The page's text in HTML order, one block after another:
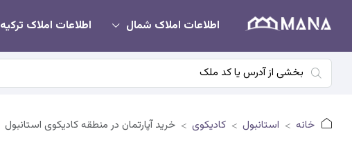
اطلاعات املاک شمال اطلاعات املاک ترکیه
خانه استانبول کادیکوی خرید آپارتمان در منطقه کادیکوی استانبول